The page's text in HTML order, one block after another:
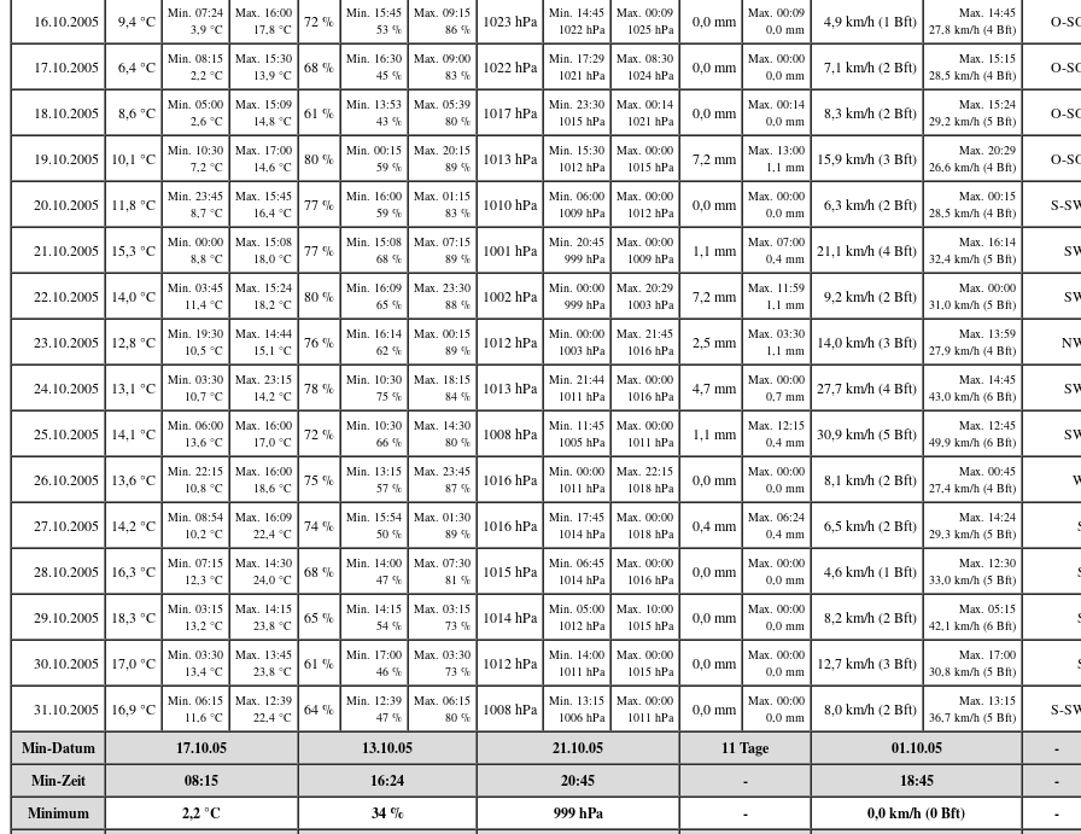
16.10.2005 9,4 °C
Min. 07:24
3,9 °C
Max. 16:00
17,8 °C
72 %
Min. 15:45
53 %
Max. 09:15
86 %
1023 hPa
Min. 14:45
1022 hPa
Max. 00:09
1025 hPa
0,0 mm
Max. 00:09
0,0 mm
4,9 km/h (1 Bft)
Max. 14:45
27,8 km/h (4 Bft)
O-
17.10.2005 6,4 °C
Min. 08:15
2,2 °C
Max. 15:30
13,9 °C
68 %
Min. 16:30
45 %
Max. 09:00
83 %
1022 hPa
Min. 17:29
1021 hPa
Max. 08:30
1024 hPa
0,0 mm
Max. 00:00
0,0 mm
7,1 km/h (2 Bft)
Max. 15:15
28,5 km/h (4 Bft)
O-
18.10.2005 8,6 °C
Min. 05:00
2,6 °C
Max. 15:09
14,8 °C
61 %
Min. 13:53
43 %
Max. 05:39
80 %
1017 hPa
Min. 23:30
1015 hPa
Max. 00:14
1021 hPa
0,0 mm
Max. 00:14
0,0 mm
8,3 km/h (2 Bft)
Max. 15:24
29,2 km/h (5 Bft)
O-
19.10.2005 10,1 °C
Min. 10:30
7,2 °C
Max. 17:00
14,6 °C
80 %
Min. 00:15
59 %
Max. 20:15
89 %
1013 hPa
Min. 15:30
1012 hPa
Max. 00:00
1015 hPa
7,2 mm
Max. 13:00
1,1 mm
15,9 km/h (3 Bft)
Max. 20:29
26,6 km/h (4 Bft)
O-
20.10.2005 11,8 °C
Min. 23:45
8,7 °C
Max. 15:45
16,4 °C
77 %
Min. 16:00
59 %
Max. 01:15
83 %
1010 hPa
Min. 06:00
1009 hPa
Max. 00:00
1012 hPa
0,0 mm
Max. 00:00
0,0 mm
6,3 km/h (2 Bft)
Max. 00:15
28,5 km/h (4 Bft)
S-
21.10.2005 15,3 °C
Min. 00:00
8,8 °C
Max. 15:08
18,0 °C
77 %
Min. 15:08
68 %
Max. 07:15
89 %
1001 hPa
Min. 20:45
999 hPa
Max. 00:00
1009 hPa
1,1 mm
Max. 07:00
0,4 mm
21,1 km/h (4 Bft)
Max. 16:14
32,4 km/h (5 Bft)
22.10.2005 14,0 °C
Min. 03:45
11,4 °C
Max. 15:24
18,2 °C
80 %
Min. 16:09
65 %
Max. 23:30
88 %
1002 hPa
Min. 00:00
999 hPa
Max. 20:29
1003 hPa
7,2 mm
Max. 11:59
1,1 mm
9,2 km/h (2 Bft)
Max. 00:00
31,0 km/h (5 Bft)
23.10.2005 12,8 °C
Min. 19:30
10,5 °C
Max. 14:44
15,1 °C
76 %
Min. 16:14
62 %
Max. 00:15
89 %
1012 hPa
Min. 00:00
1003 hPa
Max. 21:45
1016 hPa
2,5 mm
Max. 03:30
1,1 mm
14,0 km/h (3 Bft)
Max. 13:59
27,9 km/h (4 Bft)
24.10.2005 13,1 °C
Min. 03:30
10,7 °C
Max. 23:15
14,2 °C
78 %
Min. 10:30
75 %
Max. 18:15
84 %
1013 hPa
Min. 21:44
1011 hPa
Max. 00:00
1016 hPa
4,7 mm
Max. 00:00
0,7 mm
27,7 km/h (4 Bft)
Max. 14:45
43,0 km/h (6 Bft)
25.10.2005 14,1 °C
Min. 06:00
13,6 °C
Max. 16:00
17,0 °C
72 %
Min. 10:30
66 %
Max. 14:30
80 %
1008 hPa
Min. 11:45
1005 hPa
Max. 00:00
1011 hPa
1,1 mm
Max. 12:15
0,4 mm
30,9 km/h (5 Bft)
Max. 12:45
49,9 km/h (6 Bft)
26.10.2005 13,6 °C
Min. 22:15
10,8 °C
Max. 16:00
18,6 °C
75 %
Min. 13:15
57 %
Max. 23:45
87 %
1016 hPa
Min. 00:00
1011 hPa
Max. 22:15
1018 hPa
0,0 mm
Max. 00:00
0,0 mm
8,1 km/h (2 Bft)
Max. 00:45
27,4 km/h (4 Bft)
27.10.2005 14,2 °C
Min. 08:54
10,2 °C
Max. 16:09
22,4 °C
74 %
Min. 15:54
50 %
Max. 01:30
89 %
1016 hPa
Min. 17:45
1014 hPa
Max. 00:00
1018 hPa
0,4 mm
Max. 06:24
0,4 mm
6,5 km/h (2 Bft)
Max. 14:24
29,3 km/h (5 Bft)
28.10.2005 16,3 °C
Min. 07:15
12,3 °C
Max. 14:30
24,0 °C
68 %
Min. 14:00
47 %
Max. 07:30
81 %
1015 hPa
Min. 06:45
1014 hPa
Max. 00:00
1016 hPa
0,0 mm
Max. 00:00
0,0 mm
4,6 km/h (1 Bft)
Max. 12:30
33,0 km/h (5 Bft)
29.10.2005 18,3 °C
Min. 03:15
13,2 °C
Max. 14:15
23,8 °C
65 %
Min. 14:15
54 %
Max. 03:15
73 %
1014 hPa
Min. 05:00
1012 hPa
Max. 10:00
1015 hPa
0,0 mm
Max. 00:00
0,0 mm
8,2 km/h (2 Bft)
Max. 05:15
42,1 km/h (6 Bft)
30.10.2005 17,0 °C
Min. 03:30
13,4 °C
Max. 13:45
23,8 °C
61 %
Min. 17:00
46 %
Max. 03:30
73 %
1012 hPa
Min. 14:00
1011 hPa
Max. 00:00
1015 hPa
0,0 mm
Max. 00:00
0,0 mm
12,7 km/h (3 Bft)
Max. 17:00
30,8 km/h (5 Bft)
31.10.2005 16,9 °C
Min. 06:15
11,6 °C
Max. 12:39
22,4 °C
64 %
Min. 12:39
47 %
Max. 06:15
80 %
1008 hPa
Min. 13:15
1006 hPa
Max. 00:00
1011 hPa
0,0 mm
Max. 00:00
0,0 mm
8,0 km/h (2 Bft)
Max. 13:15
36,7 km/h (5 Bft)
S-
Min-Datum 17.10.05 13.10.05 21.10.05 11 Tage 01.10.05 -
Min-Zeit
08:15 16:24 20:45 - 18:45 -
Minimum
2,2 °C 34 % 999 hPa - 0,0 km/h (0 Bft) -